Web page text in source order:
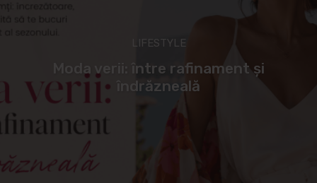
LIFESTYLE
Moda verii: între rafinament și
îndrăzneală